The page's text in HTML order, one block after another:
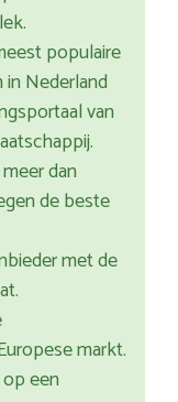
populaire
in Nederland
van
dan
de beste
met de
markt.
een